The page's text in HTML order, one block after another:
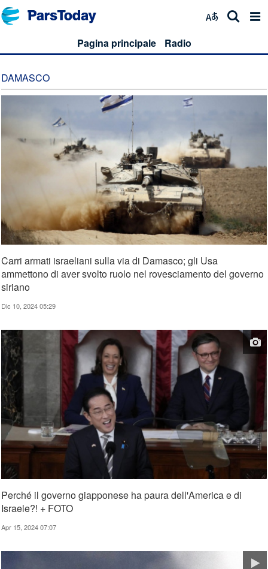
Pagina principale Radio
DAMASCO
Carri armati israeliani sulla via di Damasco; gli Usa
ammettono di aver svolto ruolo nel rovesciamento del governo
siriano
Dic 10, 2024 05:29
Perché il governo giapponese ha paura dell'America e di
Israele?! + FOTO
Apr 15, 2024 07:07